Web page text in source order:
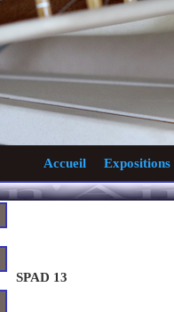
Accueil Expositions
SPAD 13